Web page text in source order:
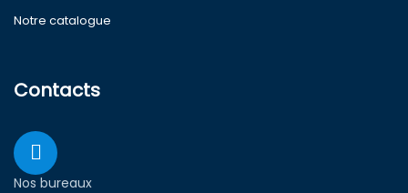
Notre catalogue
Contacts
Nos bureaux